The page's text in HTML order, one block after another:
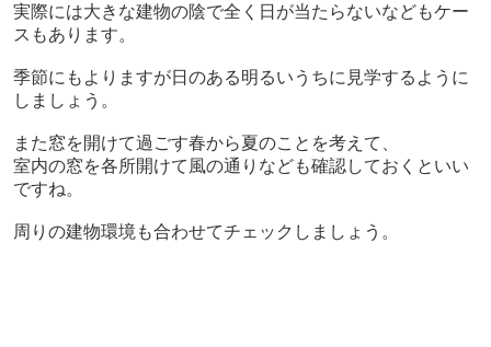
実際には大きな建物の陰で全く日が当たらないなどもケー
スもあります。
季節にもよりますが日のある明るいうちに見学するように
しましょう。
また窓を開けて過ごす春から夏のことを考えて、
室内の窓を各所開けて風の通りなども確認しておくといい
ですね。
周りの建物環境も合わせてチェックしましょう。